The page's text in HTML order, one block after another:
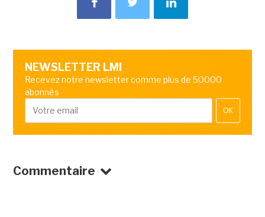
NEWSLETTER LMI
Recevez notre newsletter comme plus de 50000
abonnés
OK
Commentaire